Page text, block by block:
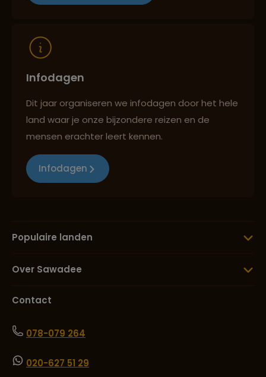
Infodagen
Dit jaar organiseren we infodagen door het hele
land waar je onze bijzondere reizen en de
mensen erachter leert kennen.
Infodagen
Populaire landen
Over Sawadee
Contact
078-079 264
020-627 51 29